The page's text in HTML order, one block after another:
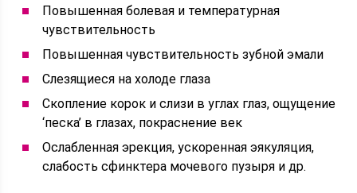
Повышенная болевая и температурная
чувствительность
Повышенная чувствительность зубной эмали
Слезящиеся на холоде глаза
Скопление корок и слизи в углах глаз, ощущение
‘песка’ в глазах, покраснение век
Ослабленная эрекция, ускоренная эякуляция,
слабость сфинктера мочевого пузыря и др.